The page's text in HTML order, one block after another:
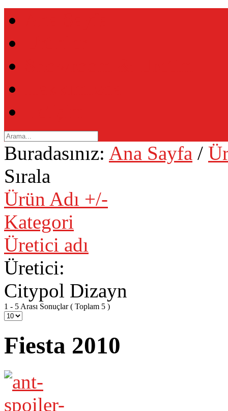
Buradasınız: Ana Sayfa /
Sırala
Ürün Adı +/-
Kategori
Üretici adı
Üretici:
Citypol Dizayn
1 - 5 Arası Sonuçlar ( Toplam 5 )
Fiesta 2010